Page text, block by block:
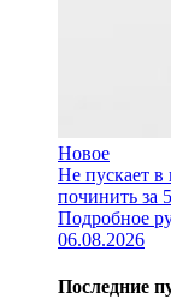
Новое
Не пускает в
починить за
Подробное
06.08.2026
Последние